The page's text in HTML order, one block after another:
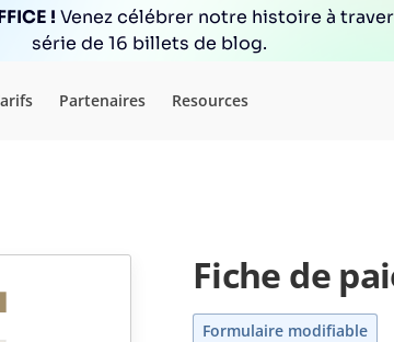
! Venez célébrer notre histoire à
série de 16 billets de blog.
Partenaires Resources
Fiche de
Formulaire modifiable